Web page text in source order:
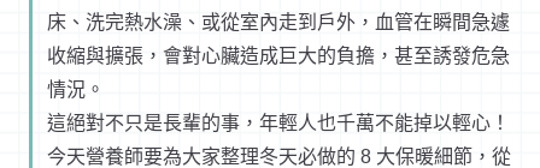
床、洗完熱水澡、或從室內走到戶外，血管在瞬間急遽
收縮與擴張，會對心臟造成巨大的負擔，甚至誘發危急
情況。
這絕對不只是長輩的事，年輕人也千萬不能掉以輕心！
今天營養師要為大家整理冬天必做的 8 大保暖細節，從